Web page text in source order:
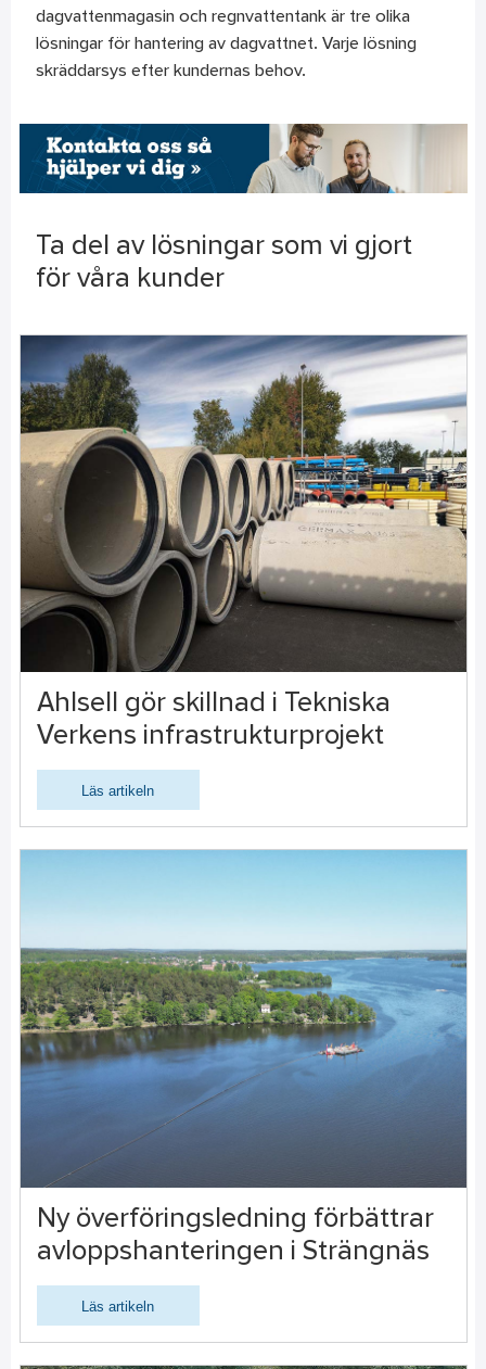
dagvattenmagasin och regnvattentank är tre olika
lösningar för hantering av dagvattnet. Varje lösning
skräddarsys efter kundernas behov.
Ta del av lösningar som vi gjort
för våra kunder
Ahlsell gör skillnad i Tekniska
Verkens infrastrukturprojekt
Läs artikeln
Ny överföringsledning förbättrar
avloppshanteringen i Strängnäs
Läs artikeln